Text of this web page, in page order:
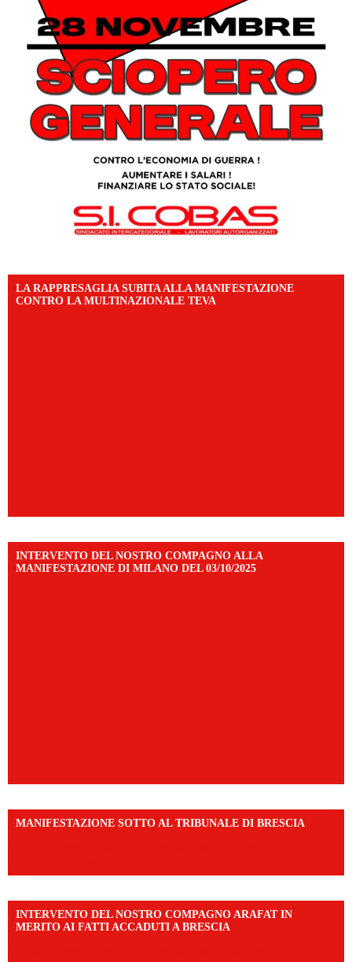
LA RAPPRESAGLIA SUBITA ALLA MANIFESTAZIONE
CONTRO LA MULTINAZIONALE TEVA
INTERVENTO DEL NOSTRO COMPAGNO ALLA
MANIFESTAZIONE DI MILANO DEL 03/10/2025
MANIFESTAZIONE SOTTO AL TRIBUNALE DI BRESCIA
INTERVENTO DEL NOSTRO COMPAGNO ARAFAT IN
MERITO AI FATTI ACCADUTI A BRESCIA